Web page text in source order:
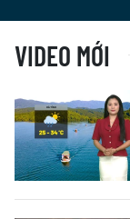
VIDEO MỚI